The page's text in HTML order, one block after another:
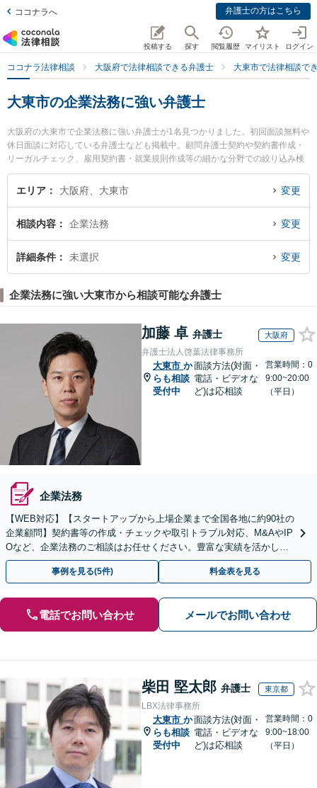
ココナラへ 弁護士の方はこちら
投稿する 探す 閲覧履歴 マイリスト ログイン
ココナラ法律相談 大阪府で法律相談できる弁護士 大東市で法律相談で
大東市の企業法務に強い弁護士
大阪府の大東市で企業法務に強い弁護士が1名見つかりました。初回面談無料や
休日面談に対応している弁護士なども掲載中。顧問弁護士契約や契約書作成・
リーガルチェック、雇用契約書・就業規則作成等の細かな分野での絞り込み検
索もでき便利です。特に大東法律事務所の森元 鷹志弁護士のプロフィール情報
や弁護士費用、強みなどが注目されています。『大東市で土日や夜間に発生し
律相談できる大東市内の弁護士に相談予約したい』などでお困りの相談者さん
におすすめです。
エリア 大阪府、大東市 変更
相談内容 企業法務 変更
詳細条件 未選択 変更
企業法務に強い大東市から相談可能な弁護士
加藤 卓 弁護士 大阪府
弁護士法人啓葉法律事務所
大東市 か
らも相談
受付中
面談方法(対面・
電話・ビデオな
ど)は応相談
営業時間：0
9:00~20:00
（平日）
企業法務
【WEB対応】【スタートアップから上場企業まで全国各地に約90社の
企業顧問】契約書等の作成・チェックや取引トラブル対応、M&AやIP
Oなど、企業法務のご相談はお任せください。豊富な実績を活かし的
確に対応を進めてまいります。
事例を見る(5件) 料金表を見る
電話でお問い合わせ メールでお問い合わせ
柴田 堅太郎 弁護士 東京都
LBX法律事務所
大東市 か
らも相談
受付中
面談方法(対面・
電話・ビデオな
ど)は応相談
営業時間：0
9:00~18:00
（平日）